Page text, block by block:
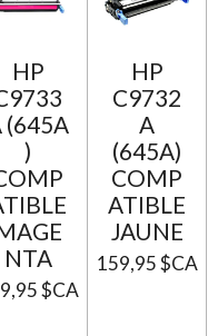
HP
(645A
)
NTA
$CA
HP
C9732
A
(645A)
COMP
ATIBLE
JAUNE
159,95 $CA